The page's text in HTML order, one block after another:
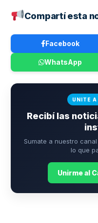
Compartí esta
Facebook
WhatsApp
UNITE
Recibí las
Sumate a nuestro
lo que
Unirme al